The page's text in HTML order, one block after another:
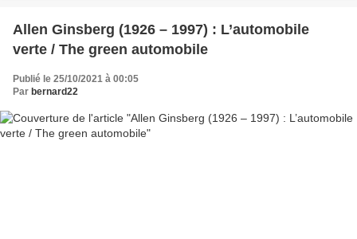
Allen Ginsberg (1926 – 1997) : L’automobile
verte / The green automobile
Publié le 25/10/2021 à 00:05
Par bernard22